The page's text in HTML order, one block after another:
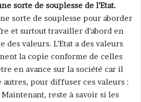
sorte de souplesse de l’Etat.
sorte de souplesse pour aborder
et surtout travailler d’abord en
des valeurs. L’Etat a des valeurs
la copie conforme de celles
en avance sur la société car il
autres, pour diffuser ces valeurs :
reste à savoir si les